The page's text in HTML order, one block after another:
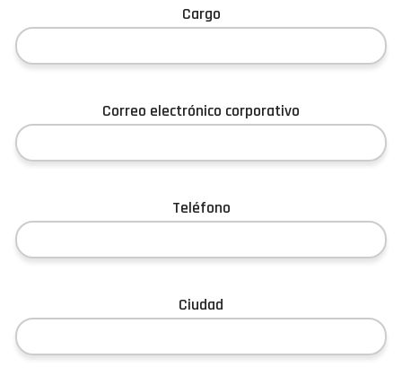
Cargo
Correo electrónico corporativo
Teléfono
Ciudad